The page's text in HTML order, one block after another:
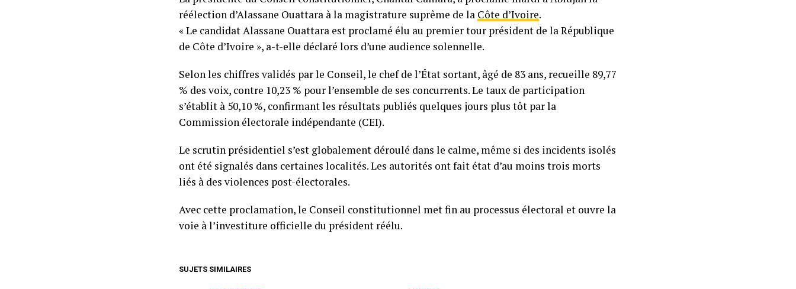
réélection d’Alassane Ouattara à la magistrature suprême de la Côte d’Ivoire.
« Le candidat Alassane Ouattara est proclamé élu au premier tour président de la République
de Côte d’Ivoire », a-t-elle déclaré lors d’une audience solennelle.
Selon les chiffres validés par le Conseil, le chef de l’État sortant, âgé de 83 ans, recueille 89,77
% des voix, contre 10,23 % pour l’ensemble de ses concurrents. Le taux de participation
s’établit à 50,10 %, confirmant les résultats publiés quelques jours plus tôt par la
Commission électorale indépendante (CEI).
Le scrutin présidentiel s’est globalement déroulé dans le calme, même si des incidents isolés
ont été signalés dans certaines localités. Les autorités ont fait état d’au moins trois morts
liés à des violences post-électorales.
Avec cette proclamation, le Conseil constitutionnel met fin au processus électoral et ouvre la
voie à l’investiture officielle du président réélu.
SUJETS SIMILAIRES